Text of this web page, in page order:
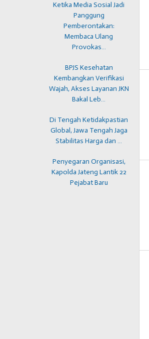
Ketika Media Sosial Jadi
Panggung
Pemberontakan:
Membaca Ulang
Provokas…
BPJS Kesehatan
Kembangkan Verifikasi
Wajah, Akses Layanan JKN
Bakal Leb…
Di Tengah Ketidakpastian
Global, Jawa Tengah Jaga
Stabilitas Harga dan …
Penyegaran Organisasi,
Kapolda Jateng Lantik 22
Pejabat Baru